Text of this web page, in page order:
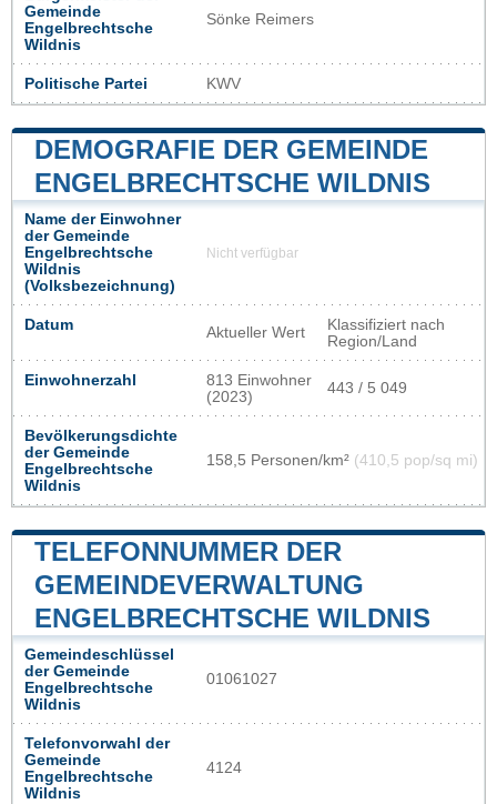
Gemeinde
Engelbrechtsche
Wildnis
Sönke Reimers
Politische Partei KWV
DEMOGRAFIE DER GEMEINDE
ENGELBRECHTSCHE WILDNIS
Name der Einwohner
der Gemeinde
Engelbrechtsche
Wildnis
(Volksbezeichnung)
Nicht verfügbar
Datum Aktueller Wert
Klassifiziert nach
Region/Land
Einwohnerzahl
813 Einwohner
(2023)
443 / 5 049
Bevölkerungsdichte
der Gemeinde
Engelbrechtsche
Wildnis
158,5 Personen/km² (410,5 pop/sq mi)
TELEFONNUMMER DER
GEMEINDEVERWALTUNG
ENGELBRECHTSCHE WILDNIS
Gemeindeschlüssel
der Gemeinde
Engelbrechtsche
Wildnis
01061027
Telefonvorwahl der
Gemeinde
Engelbrechtsche
Wildnis
4124